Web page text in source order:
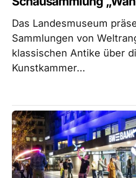
Das Landesmuseum
Sammlungen von
klassischen Antike über
Kunstkammer…